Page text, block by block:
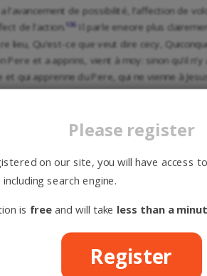
Please register
on our site, you will have access
search engine.
is free and will take less than a
Register
l’avancement de possibilité, l’affection de
de l’action. 106 Il parle eneore plus
lieu, Qu’est-ce que veut dire cecy,
Pere et a apprins, vient à moy: sinon qu’il n’y
et qui apprenne du Pere, qui ne vienne à
si tous ceux qui oyent et apprennent,
il viendroit. Ceste escole est fort
la chair, en laquelle le Pere enseigne et est
à son Fils. Un peu apres il adjouste, Ceste
occultement donné aux cœurs des hommes,
du cœur soit ostée. Ainsi quand le Pere est
(Ezech. 11:19; 36:26). Et voila comme il fait
promesse et vaisseaux de misericorde, lesquels